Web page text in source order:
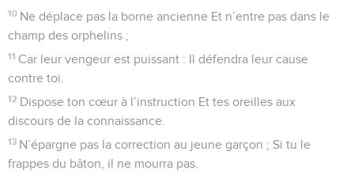
10 Ne déplace pas la borne ancienne Et n’entre pas dans le
champ des orphelins ;
11 Car leur vengeur est puissant : Il défendra leur cause
contre toi.
12 Dispose ton cœur à l’instruction Et tes oreilles aux
discours de la connaissance.
13 N’épargne pas la correction au jeune garçon ; Si tu le
frappes du bâton, il ne mourra pas.